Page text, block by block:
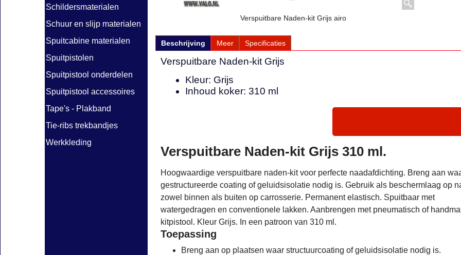
Schildersmaterialen
Schuur en slijp materialen
Spuitcabine materialen
Spuitpistolen
Spuitpistool onderdelen
Spuitpistool accessoires
Tape's - Plakband
Tie-ribs trekbandjes
Werkkleding
Verspuitbare Naden-kit Grijs airo
Beschrijving Meer Specificaties
Verspuitbare Naden-kit Grijs
Kleur: Grijs
Inhoud koker: 310 ml
Verspuitbare Naden-kit Grijs 310 ml.
Hoogwaardige verspuitbare naden-kit voor perfecte naadafdichting. Breng aan
gestructureerde coating of geluidsisolatie nodig is. Gebruik als beschermlaag op
zowel binnen als buiten op carrosserie. Permanent elastisch. Spuitbaar met
watergedragen en conventionele lakken. Aanbrengen met pneumatisch of
kitpistool. Kleur Grijs. In een patroon van 310 ml.
Toepassing
Breng aan op plaatsen waar structuurcoating of geluidsisolatie nodig is.